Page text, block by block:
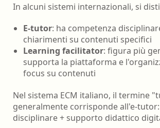
In alcuni sistemi internazionali, si
E-tutor: ha competenza
chiarimenti su contenuti specifici
Learning facilitator: figura più
supporta la piattaforma e
focus su contenuti
Nel sistema ECM italiano, il termine
generalmente corrisponde all'e-
disciplinare + supporto didattico